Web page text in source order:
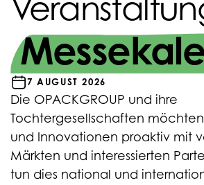
7 AUGUST 2026
Die OPACKGROUP und ihre
Tochtergesellschaften
und Innovationen proaktiv mit
Märkten und interessierten
tun dies national und